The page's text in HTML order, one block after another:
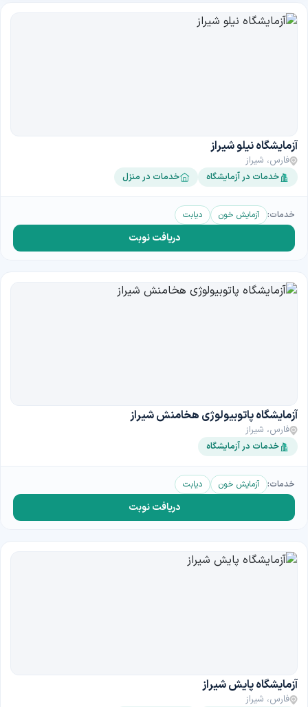
آزمایشگاه نیلو شیراز
فارس، شیراز
خدمات در آزمایشگاه خدمات در منزل
خدمات: آزمایش خون دیابت
دریافت نوبت
آزمایشگاه پاتوبیولوژی هخامنش شیراز
فارس، شیراز
خدمات در آزمایشگاه
خدمات: آزمایش خون دیابت
دریافت نوبت
آزمایشگاه پایش شیراز
فارس، شیراز